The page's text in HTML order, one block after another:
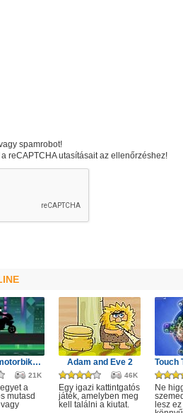
spamrobot!
reCAPTCHA utasításait az ellenőrzéshez!
Shadow motorbike rider game
21K
a
mutasd
Adam and Eve 2
46K
Egy igazi kattintgatós
játék, amelyben meg
kell találni a kiutat.
Ne
lesz